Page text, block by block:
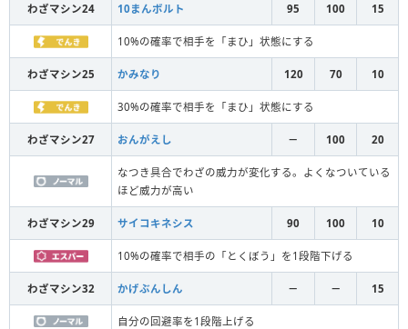
わざマシン24 10まんボルト 95 100 15
10%の確率で相手を「まひ」状態にする
わざマシン25 かみなり 120 70 10
30%の確率で相手を「まひ」状態にする
わざマシン27 おんがえし － 100 20
なつき具合でわざの威力が変化する。よくなついている
ほど威力が高い
わざマシン29 サイコキネシス 90 100 10
10%の確率で相手の「とくぼう」を1段階下げる
わざマシン32 かげぶんしん － － 15
自分の回避率を1段階上げる